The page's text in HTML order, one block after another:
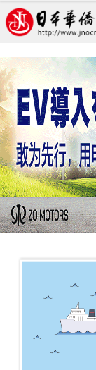
任命中国留学
力扩宣传
王亚囡 华人
日本新华侨报 2020/